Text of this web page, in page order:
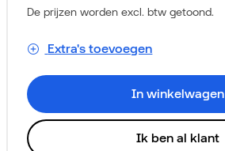
De prijzen worden excl. btw getoond.
Extra's toevoegen
In winkelwagen
Ik ben al klant